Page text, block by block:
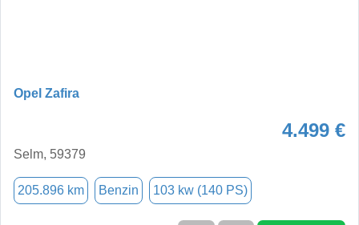
Opel Zafira
4.499 €
Selm, 59379
205.896 km Benzin 103 kw (140 PS)